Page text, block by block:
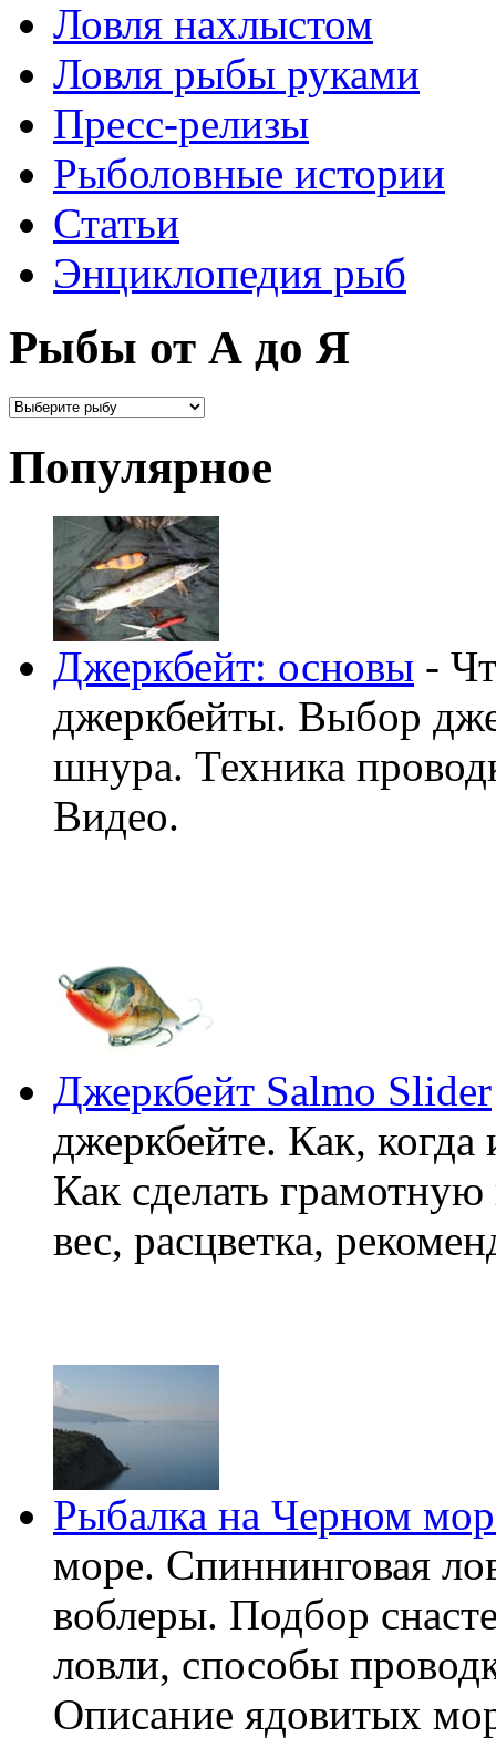
Ловля нахлыстом
Ловля рыбы руками
Пресс-релизы
Рыболовные истории
Статьи
Энциклопедия рыб
Рыбы от А до Я
Популярное
Джеркбейт: основы -
джеркбейты. Выбор
шнура. Техника
Видео.
Джеркбейт Salmo Slider
джеркбейте. Как,
Как сделать
вес, расцветка,
Рыбалка на Черном
море. Спиннинговая
воблеры. Подбор
ловли, способы
Описание ядовитых